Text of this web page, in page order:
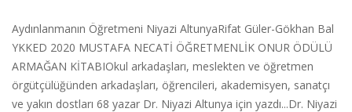
Aydınlanmanın Öğretmeni Niyazi AltunyaRifat Güler-Gökhan Bal
YKKED 2020 MUSTAFA NECATİ ÖĞRETMENLİK ONUR ÖDÜLÜ
ARMAĞAN KİTABIOkul arkadaşları, meslekten ve öğretmen
örgütçülüğünden arkadaşları, öğrencileri, akademisyen, sanatçı
ve yakın dostları 68 yazar Dr. Niyazi Altunya için yazdı...Dr. Niyazi